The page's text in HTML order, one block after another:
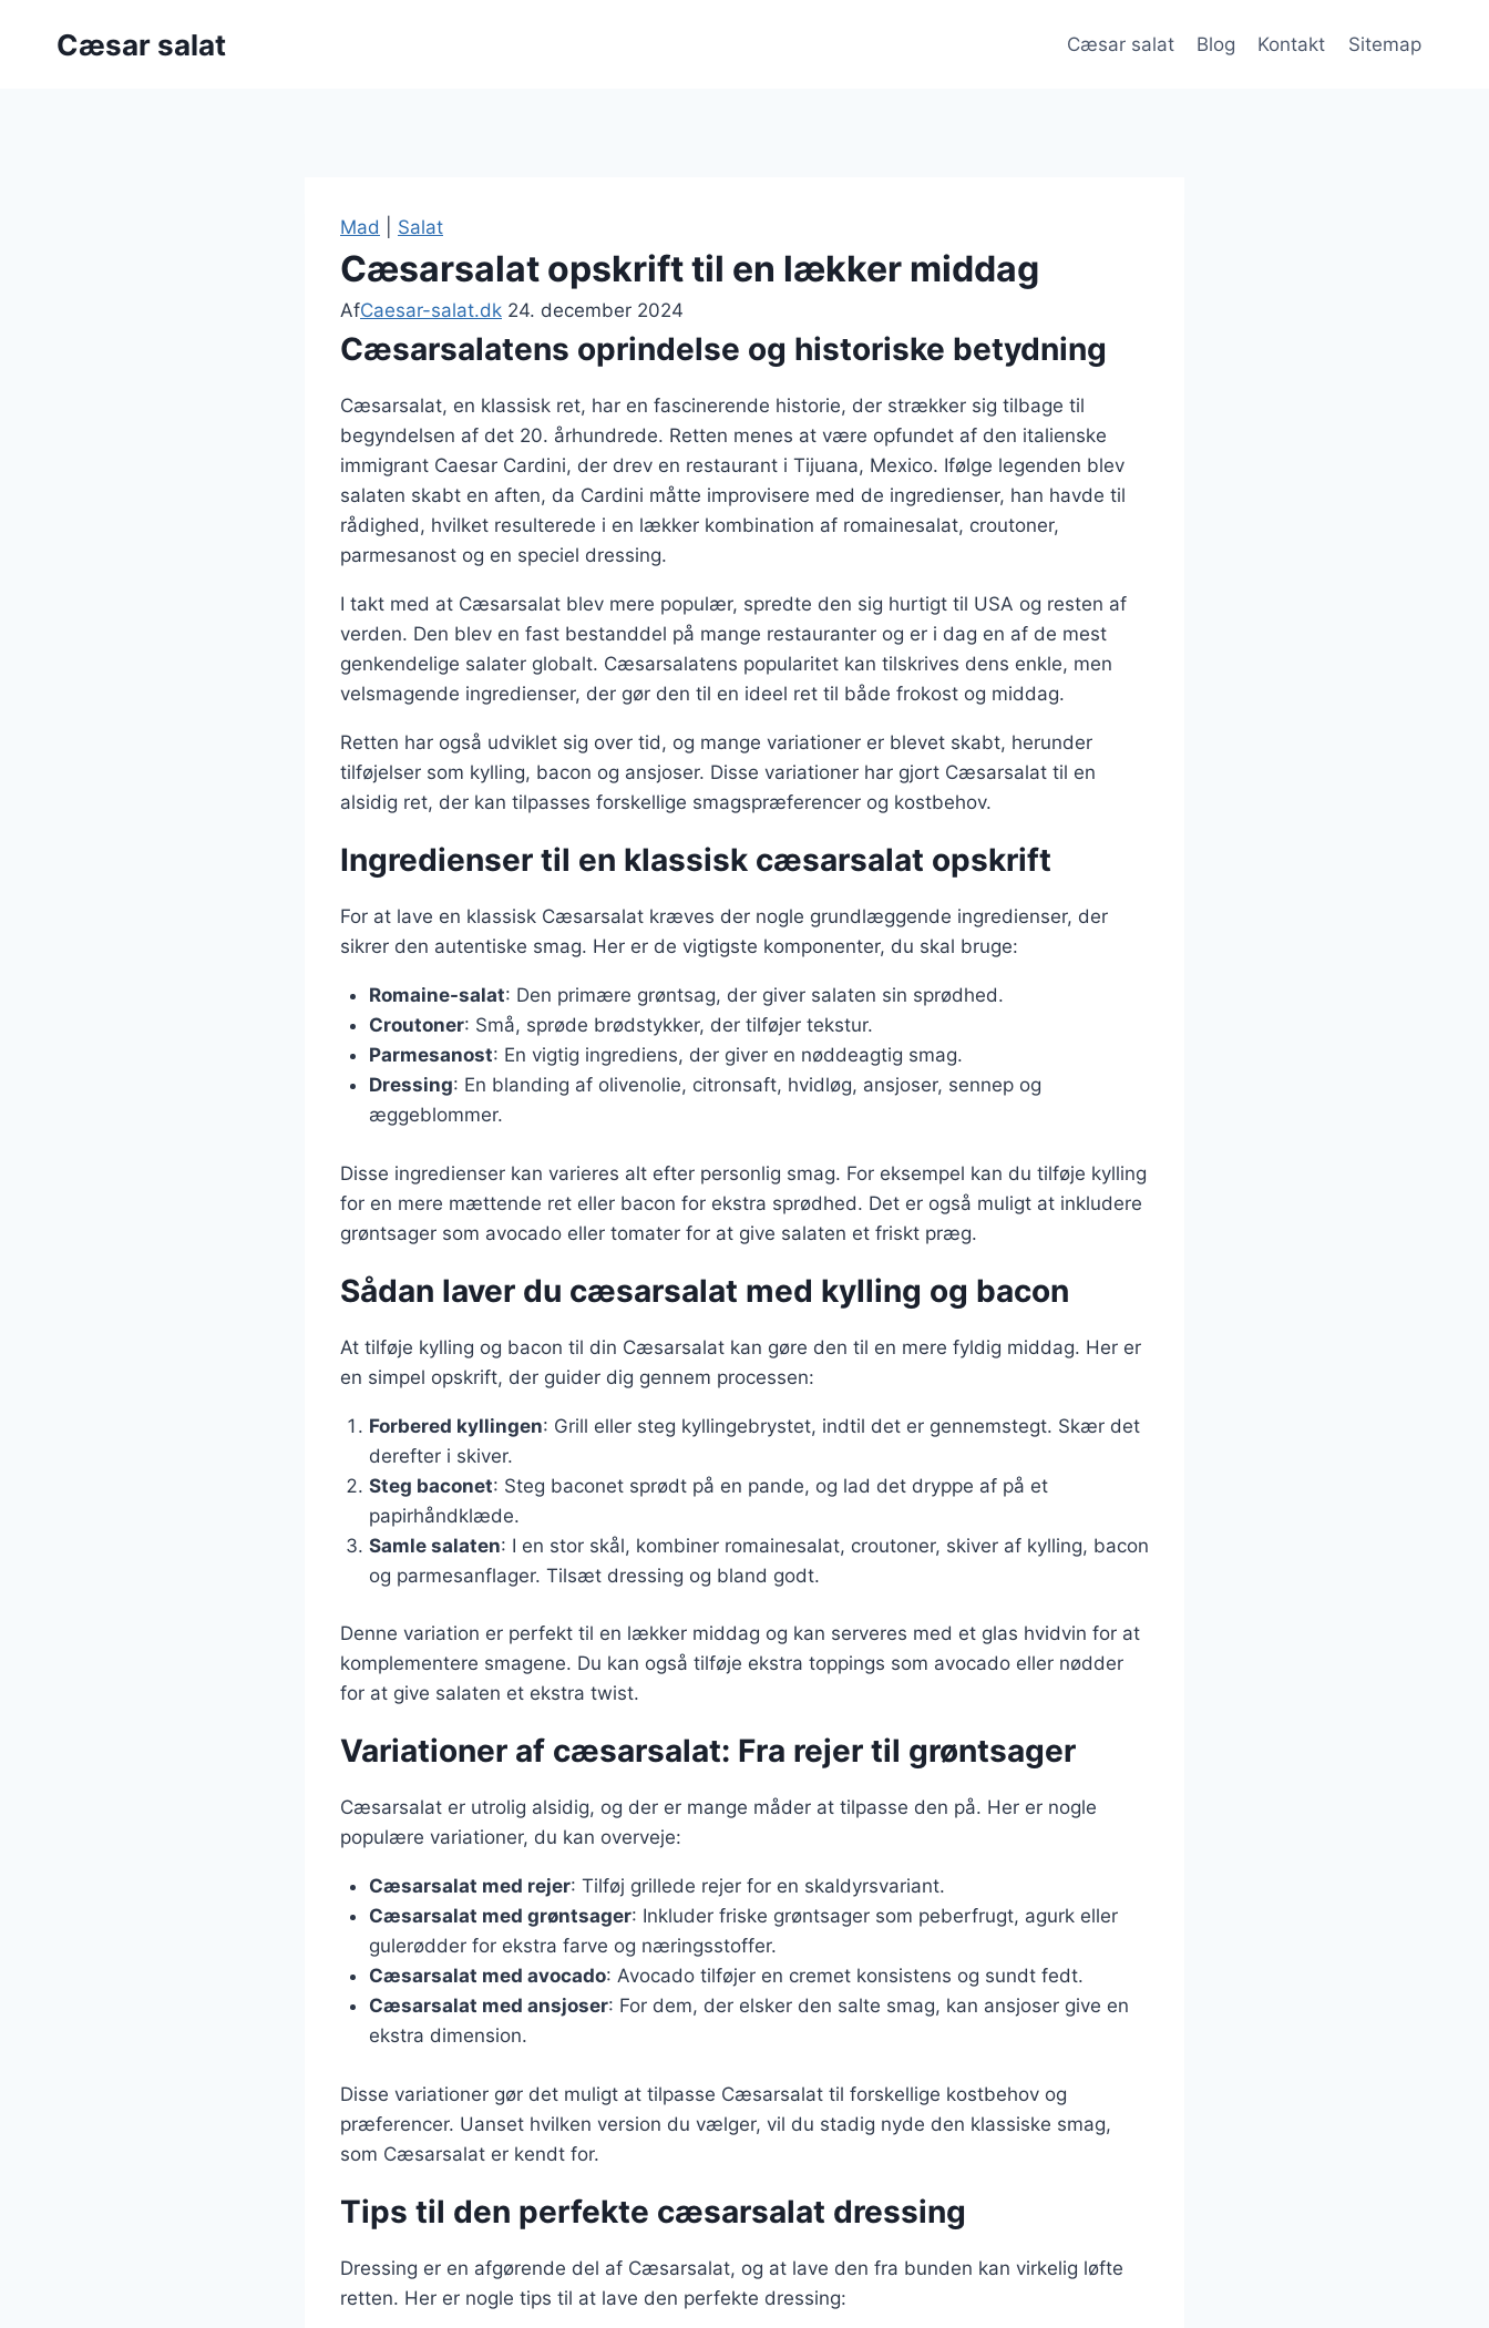
Cæsar salat Cæsar salat Blog Kontakt Sitemap
Mad Salat
Cæsarsalat opskrift til en lækker middag
AfCaesar-salat.dk 24. december 2024
Cæsarsalatens oprindelse og historiske betydning
Cæsarsalat, en klassisk ret, har en fascinerende historie, der strækker sig tilbage til
begyndelsen af det 20. århundrede. Retten menes at være opfundet af den italienske
immigrant Caesar Cardini, der drev en restaurant i Tijuana, Mexico. Ifølge legenden blev
salaten skabt en aften, da Cardini måtte improvisere med de ingredienser, han havde til
rådighed, hvilket resulterede i en lækker kombination af romainesalat, croutoner,
parmesanost og en speciel dressing.
I takt med at Cæsarsalat blev mere populær, spredte den sig hurtigt til USA og resten af
verden. Den blev en fast bestanddel på mange restauranter og er i dag en af de mest
genkendelige salater globalt. Cæsarsalatens popularitet kan tilskrives dens enkle, men
velsmagende ingredienser, der gør den til en ideel ret til både frokost og middag.
Retten har også udviklet sig over tid, og mange variationer er blevet skabt, herunder
tilføjelser som kylling, bacon og ansjoser. Disse variationer har gjort Cæsarsalat til en
alsidig ret, der kan tilpasses forskellige smagspræferencer og kostbehov.
Ingredienser til en klassisk cæsarsalat opskrift
For at lave en klassisk Cæsarsalat kræves der nogle grundlæggende ingredienser, der
sikrer den autentiske smag. Her er de vigtigste komponenter, du skal bruge:
Romaine-salat: Den primære grøntsag, der giver salaten sin sprødhed.
Croutoner: Små, sprøde brødstykker, der tilføjer tekstur.
Parmesanost: En vigtig ingrediens, der giver en nøddeagtig smag.
Dressing: En blanding af olivenolie, citronsaft, hvidløg, ansjoser, sennep og
æggeblommer.
Disse ingredienser kan varieres alt efter personlig smag. For eksempel kan du tilføje kylling
for en mere mættende ret eller bacon for ekstra sprødhed. Det er også muligt at inkludere
grøntsager som avocado eller tomater for at give salaten et friskt præg.
Sådan laver du cæsarsalat med kylling og bacon
At tilføje kylling og bacon til din Cæsarsalat kan gøre den til en mere fyldig middag. Her er
en simpel opskrift, der guider dig gennem processen:
Forbered kyllingen: Grill eller steg kyllingebrystet, indtil det er gennemstegt. Skær det
derefter i skiver.
Steg baconet: Steg baconet sprødt på en pande, og lad det dryppe af på et
papirhåndklæde.
Samle salaten: I en stor skål, kombiner romainesalat, croutoner, skiver af kylling, bacon
og parmesanflager. Tilsæt dressing og bland godt.
Denne variation er perfekt til en lækker middag og kan serveres med et glas hvidvin for at
komplementere smagene. Du kan også tilføje ekstra toppings som avocado eller nødder
for at give salaten et ekstra twist.
Variationer af cæsarsalat: Fra rejer til grøntsager
Cæsarsalat er utrolig alsidig, og der er mange måder at tilpasse den på. Her er nogle
populære variationer, du kan overveje:
Cæsarsalat med rejer: Tilføj grillede rejer for en skaldyrsvariant.
Cæsarsalat med grøntsager: Inkluder friske grøntsager som peberfrugt, agurk eller
gulerødder for ekstra farve og næringsstoffer.
Cæsarsalat med avocado: Avocado tilføjer en cremet konsistens og sundt fedt.
Cæsarsalat med ansjoser: For dem, der elsker den salte smag, kan ansjoser give en
ekstra dimension.
Disse variationer gør det muligt at tilpasse Cæsarsalat til forskellige kostbehov og
præferencer. Uanset hvilken version du vælger, vil du stadig nyde den klassiske smag,
som Cæsarsalat er kendt for.
Tips til den perfekte cæsarsalat dressing
Dressing er en afgørende del af Cæsarsalat, og at lave den fra bunden kan virkelig løfte
retten. Her er nogle tips til at lave den perfekte dressing: